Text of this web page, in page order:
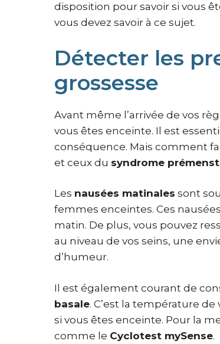
disposition pour savoir si vous
vous devez savoir à ce sujet.
Détecter les
grossesse
Avant même l’arrivée de vos
vous êtes enceinte. Il est
conséquence. Mais comment
et ceux du syndrome
Les nausées matinales sont
femmes enceintes. Ces
matin. De plus, vous pouvez
au niveau de vos seins, une
d’humeur.
Il est également courant de
basale. C’est la température
si vous êtes enceinte. Pour la
comme le Cyclotest mySense.